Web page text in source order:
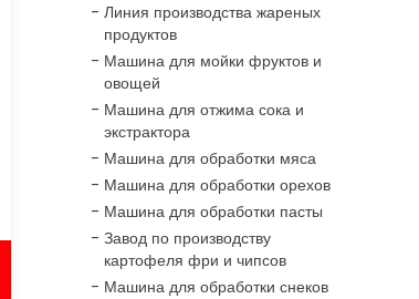
Линия производства жареных
продуктов
Машина для мойки фруктов и
овощей
Машина для отжима сока и
экстрактора
Машина для обработки мяса
Машина для обработки орехов
Машина для обработки пасты
Завод по производству
картофеля фри и чипсов
Машина для обработки снеков